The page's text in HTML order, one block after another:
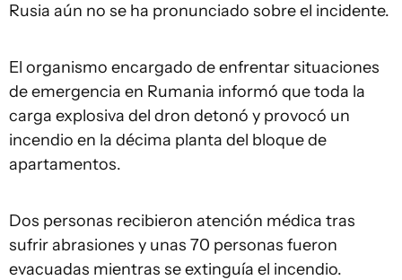
Rusia aún no se ha pronunciado sobre el incidente.
El organismo encargado de enfrentar situaciones
de emergencia en Rumania informó que toda la
carga explosiva del dron detonó y provocó un
incendio en la décima planta del bloque de
apartamentos.
Dos personas recibieron atención médica tras
sufrir abrasiones y unas 70 personas fueron
evacuadas mientras se extinguía el incendio.